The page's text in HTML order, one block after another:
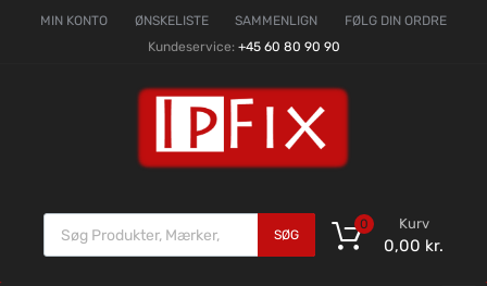
MIN KONTO ØNSKELISTE SAMMENLIGN
FØLG DIN ORDRE
Kundeservice: +45 60 80 90 90
SØG
Kurv
0,00 kr.
0